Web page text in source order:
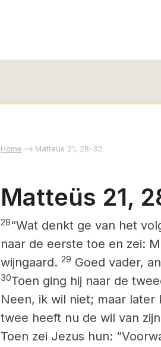
Home Matteüs 21, 28-32
Matteüs 21,
28“Wat denkt ge van het
naar de eerste toe en zei:
wijngaard. 29 Goed vader,
30Toen ging hij naar de
Neen, ik wil niet; maar
twee heeft nu de wil van
Toen zei Jezus hun: